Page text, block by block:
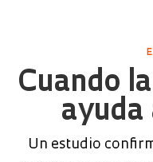
Cuando
ayuda
Un estudio